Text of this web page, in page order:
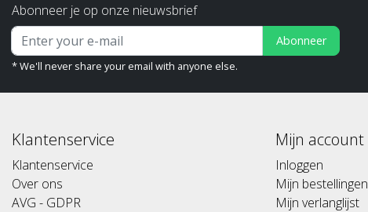
Abonneer je op onze nieuwsbrief
Abonneer
* We'll never share your email with anyone else.
Klantenservice
Klantenservice
Over ons
AVG - GDPR
Mijn account
Inloggen
Mijn bestellingen
Mijn verlanglijst